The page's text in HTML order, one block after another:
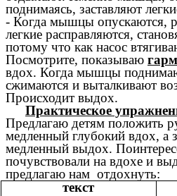
поднимаясь, заставляют
- Когда мышцы опускаются,
легкие расправляются,
потому что как насос
Посмотрите, показываю
вдох. Когда мышцы
сжимаются и выталкивают
Происходит выдох.
Практическое
Предлагаю детям положить
медленный глубокий вдох, а
медленный выдох.
почувствовали на вдохе и
предлагаю нам отдохнуть:
текст